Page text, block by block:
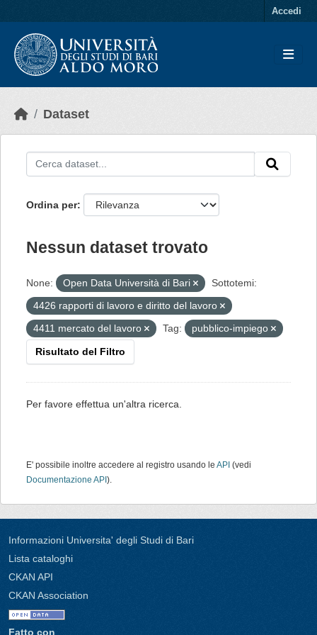
Accedi
Dataset
Ordina per
Nessun dataset trovato
None: Open Data Università di Bari
Sottotemi:
4426 rapporti di lavoro e diritto del lavoro
4411 mercato del lavoro
Tag: pubblico-impiego
Risultato del Filtro
Per favore effettua un'altra ricerca.
E' possibile inoltre accedere al registro usando le API (vedi
Documentazione API ).
Informazioni Universita' degli Studi di Bari
Lista cataloghi
CKAN API
CKAN Association
Fatto con